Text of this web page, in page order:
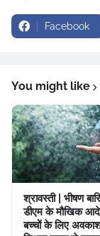
Facebook
You might like
श्रावस्ती | भीषण
डीएम के मौखिक
बच्चों के लिए अवकाश